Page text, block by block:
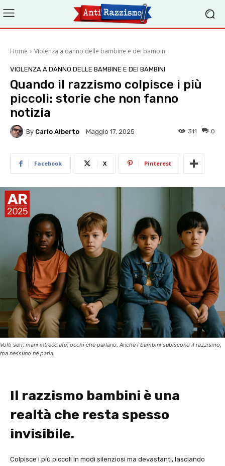
Home Violenza a danno delle bambine e dei bambini
VIOLENZA A DANNO DELLE BAMBINE E DEI BAMBINI
Quando il razzismo colpisce i più
piccoli: storie che non fanno
notizia
By Carlo Alberto Maggio 17, 2025 0
311
Facebook X Pinterest
Volti seri, mani intrecciate, occhi che parlano. Anche i bambini subiscono il razzismo,
ma nessuno ne parla.
Il razzismo bambini è una
realtà che resta spesso
invisibile.
Colpisce i più piccoli in modi silenziosi ma devastanti, lasciando